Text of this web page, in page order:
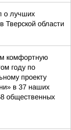
о лучших
Тверской области
комфортную
году по
проекту
в 37 наших
общественных